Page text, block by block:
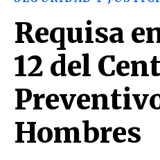
Requisa
12 del
Hombres